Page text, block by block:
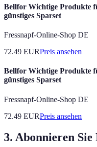
Bellfor Wichtige Produkte
günstiges Sparset
Fressnapf-Online-Shop DE
72.49 EURPreis ansehen
Bellfor Wichtige Produkte
günstiges Sparset
Fressnapf-Online-Shop DE
72.49 EURPreis ansehen
3. Abonnieren Sie